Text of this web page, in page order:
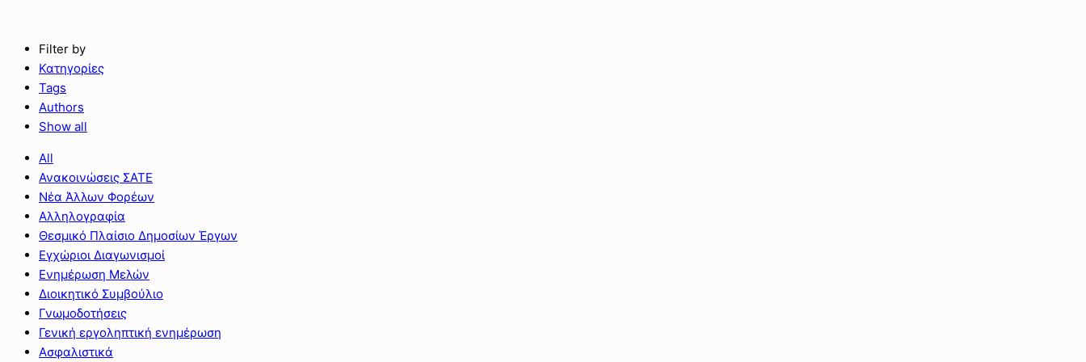
Filter by
Κατηγορίες
Tags
Authors
Show all
All
Ανακοινώσεις ΣΑΤΕ
Νέα Άλλων Φορέων
Αλληλογραφία
Θεσμικό Πλαίσιο Δημοσίων Έργων
Εγχώριοι Διαγωνισμοί
Ενημέρωση Μελών
Διοικητικό Συμβούλιο
Γνωμοδοτήσεις
Γενική εργοληπτική ενημέρωση
Ασφαλιστικά